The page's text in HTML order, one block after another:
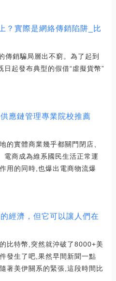
？實際是網絡傳銷陷阱_比
傳銷騙局層出不窮。為了起到
起發布典型的假借“虛擬貨幣”
應鏈管理專業院校推薦
的實體商業幾乎都關門閉店、
電商成為維系國民生活正常運
用的同時,也爆出電商物流爆
經濟，但它可以讓人們在
比特幣,突然就沖破了8000+美
發生了吧,果然早間新聞一點
著美伊關系的緊張,這段時間比